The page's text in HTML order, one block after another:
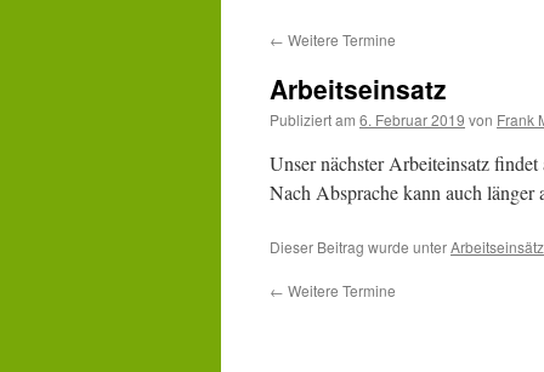
springen
← Weitere Termine
Arbeitseinsatz
Publiziert am 6. Februar 2019 von Frank
Unser nächster Arbeiteinsatz
Nach Absprache kann auch
Dieser Beitrag wurde unter
← Weitere Termine